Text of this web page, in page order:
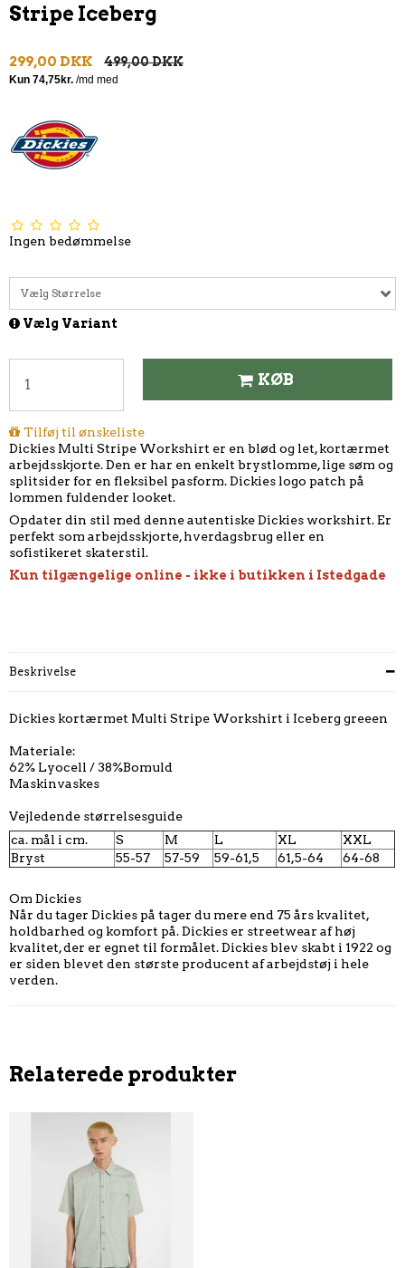
Stripe Iceberg
299,00 DKK 499,00 DKK
Ingen bedømmelse
Vælg Størrelse
Vælg Variant
KØB
Tilføj til ønskeliste
Dickies Multi Stripe Workshirt er en blød og let, kortærmet
arbejdsskjorte. Den er har en enkelt brystlomme, lige søm og
splitsider for en fleksibel pasform. Dickies logo patch på
lommen fuldender looket.
Opdater din stil med denne autentiske Dickies workshirt. Er
perfekt som arbejdsskjorte, hverdagsbrug eller en
sofistikeret skaterstil.
Kun tilgængelige online - ikke i butikken i Istedgade
Beskrivelse
Dickies kortærmet Multi Stripe Workshirt i Iceberg greeen
Materiale:
62% Lyocell / 38%Bomuld
Maskinvaskes
Vejledende størrelsesguide
ca. mål i cm.
S M L XL
XXL
Bryst
55-57 57-59 59-61,5 61,5-64 64-68
Om Dickies
Når du tager Dickies på tager du mere end 75 års kvalitet,
holdbarhed og komfort på. Dickies er streetwear af høj
kvalitet, der er egnet til formålet. Dickies blev skabt i 1922 og
er siden blevet den største producent af arbejdstøj i hele
verden.
Relaterede produkter